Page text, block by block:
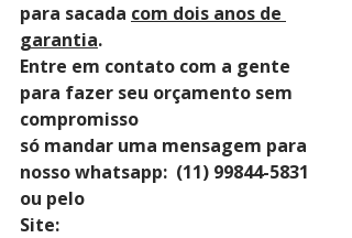
para sacada com dois anos de
garantia.
Entre em contato com a gente
para fazer seu orçamento sem
compromisso
só mandar uma mensagem para
nosso whatsapp:  (11) 99844-5831
ou pelo
Site: